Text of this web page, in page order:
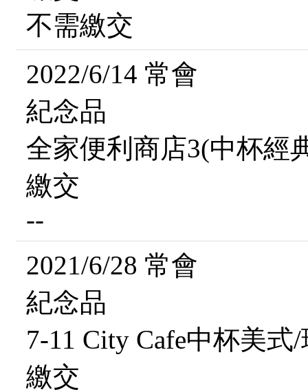
不需繳交
2022/6/14 常會
紀念品
全家便利商店3(中杯經
繳交
--
2021/6/28 常會
紀念品
7-11 City Cafe中杯美式
繳交